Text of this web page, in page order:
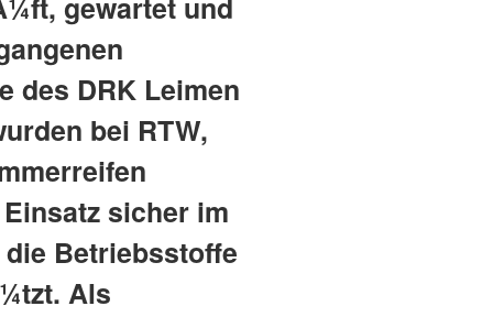
des DRK Leimen
bei RTW,
sicher im
Betriebsstoffe
Als